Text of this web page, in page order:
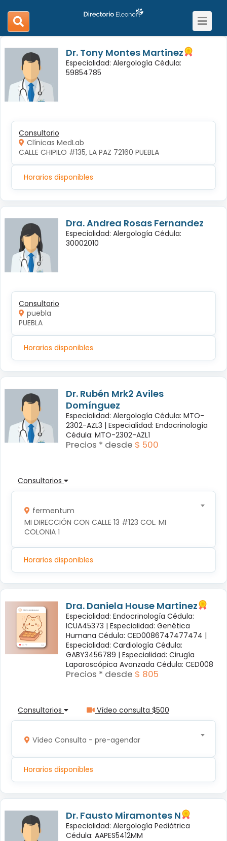
search
navigation
Toggle
Dr. Tony Montes Martinez
Especialidad: Alergología Cédula:
59854785
Consultorio
Clínicas MedLab
CALLE CHIPILO #135, LA PAZ 72160 PUEBLA
Horarios disponibles
Dra. Andrea Rosas Fernandez
Especialidad: Alergología Cédula:
30002010
Consultorio
puebla
PUEBLA
Horarios disponibles
Dr. Rubén Mrk2 Aviles
Domínguez
Especialidad: Alergología Cédula: MTO-
2302-AZL3 | Especialidad: Endocrinología
Cédula: MTO-2302-AZL1
Precios * desde $ 500
Consultorios
fermentum
MI DIRECCIÓN CON CALLE 13 #123 COL. MI
COLONIA 1
Horarios disponibles
Dra. Daniela House Martinez
Especialidad: Endocrinología Cédula:
ICUA45373 | Especialidad: Genética
Humana Cédula: CED0086747477474 |
Especialidad: Cardiología Cédula:
GABY3456789 | Especialidad: Cirugía
Laparoscópica Avanzada Cédula: CED008
Precios * desde $ 805
Consultorios Vídeo consulta $500
Vídeo Consulta - pre-agendar
Horarios disponibles
Dr. Fausto Miramontes N
Especialidad: Alergología Pediátrica
Cédula: AAPES5412MM